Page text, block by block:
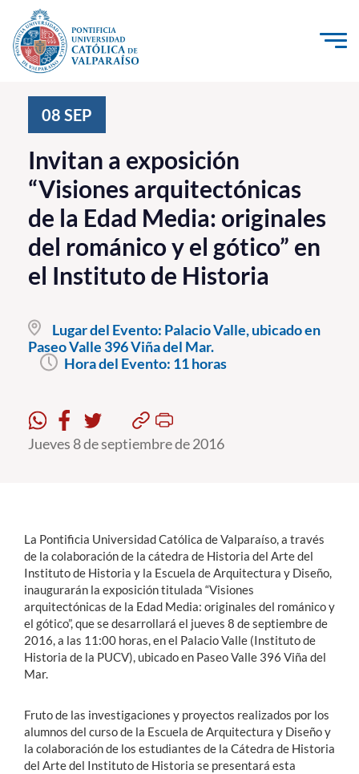
Click acá para ir directamente al contenido
Investigación, Creación e Innovación
PUCV Internacional
Vinculación con el Medio
Admisión
Pregrado
Postgrado
Formación Continua
Académicos
English
08 SEP
Invitan a exposición
“Visiones arquitectónicas
de la Edad Media: originales
del románico y el gótico” en
el Instituto de Historia
Lugar del Evento: Palacio Valle, ubicado en
Paseo Valle 396 Viña del Mar.
Hora del Evento: 11 horas
Jueves 8 de septiembre de 2016
La Pontificia Universidad Católica de Valparaíso, a través
de la colaboración de la cátedra de Historia del Arte del
Instituto de Historia y la Escuela de Arquitectura y Diseño,
inaugurarán la exposición titulada “Visiones
arquitectónicas de la Edad Media: originales del románico y
el gótico”, que se desarrollará el jueves 8 de septiembre de
2016, a las 11:00 horas, en el Palacio Valle (Instituto de
Historia de la PUCV), ubicado en Paseo Valle 396 Viña del
Mar.
Fruto de las investigaciones y proyectos realizados por los
alumnos del curso de la Escuela de Arquitectura y Diseño y
la colaboración de los estudiantes de la Cátedra de Historia
del Arte del Instituto de Historia se presentará esta